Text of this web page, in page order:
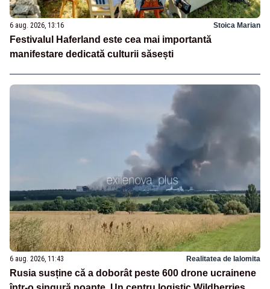
6 aug. 2026, 13:16 Stoica Marian
Festivalul Haferland este cea mai importantă
manifestare dedicată culturii săsești
6 aug. 2026, 11:43 Realitatea de Ialomita
Rusia susține că a doborât peste 600 drone ucrainene